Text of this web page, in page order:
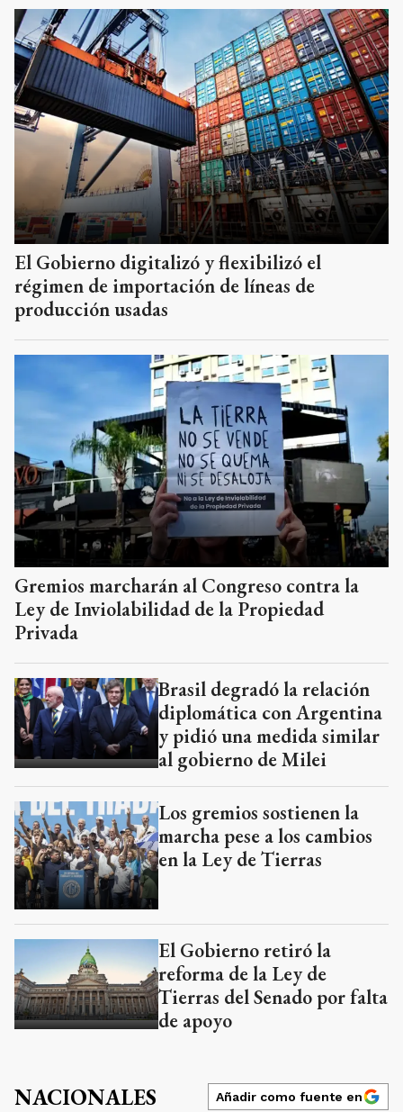
El Gobierno digitalizó y flexibilizó el
régimen de importación de líneas de
producción usadas
Gremios marcharán al Congreso contra la
Ley de Inviolabilidad de la Propiedad
Privada
Brasil degradó la relación
diplomática con Argentina
y pidió una medida similar
al gobierno de Milei
Los gremios sostienen la
marcha pese a los cambios
en la Ley de Tierras
El Gobierno retiró la
reforma de la Ley de
Tierras del Senado por falta
de apoyo
NACIONALES Añadir como fuente en